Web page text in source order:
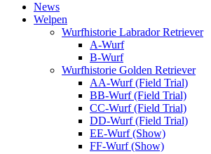
News
Welpen
Wurfhistorie Labrador Retriever
A-Wurf
B-Wurf
Wurfhistorie Golden Retriever
AA-Wurf (Field Trial)
BB-Wurf (Field Trial)
CC-Wurf (Field Trial)
DD-Wurf (Field Trial)
EE-Wurf (Show)
FF-Wurf (Show)